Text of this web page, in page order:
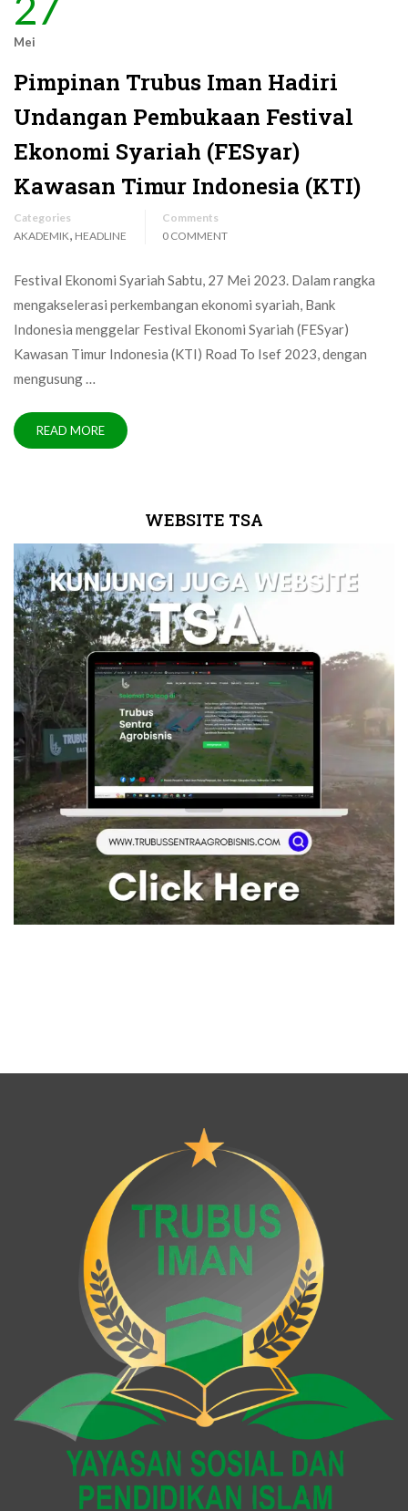
Mei
Pimpinan Trubus Iman Hadiri
Undangan Pembukaan Festival
Ekonomi Syariah (FESyar)
Kawasan Timur Indonesia (KTI)
Categories
AKADEMIK, HEADLINE
Comments
0 COMMENT
Festival Ekonomi Syariah Sabtu, 27 Mei 2023. Dalam rangka
mengakselerasi perkembangan ekonomi syariah, Bank
Indonesia menggelar Festival Ekonomi Syariah (FESyar)
Kawasan Timur Indonesia (KTI) Road To Isef 2023, dengan
mengusung …
READ MORE
WEBSITE TSA